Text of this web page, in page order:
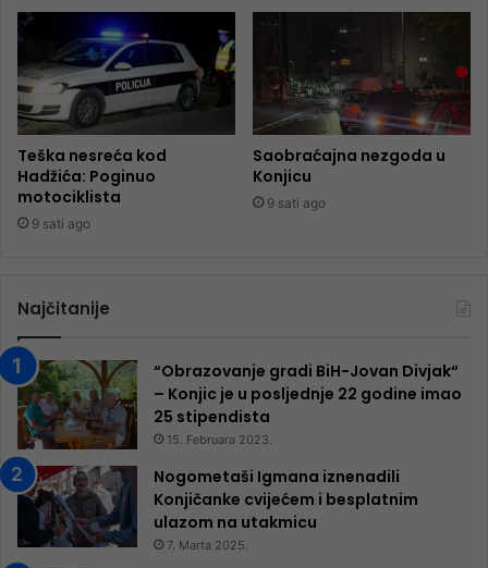
Teška nesreća kod
Hadžića: Poginuo
motociklista
9 sati ago
Saobraćajna nezgoda u
Konjicu
9 sati ago
Najčitanije
“Obrazovanje gradi BiH-Jovan Divjak“
– Konjic je u posljednje 22 godine imao
25 ​​stipendista
15. Februara 2023.
Nogometaši Igmana iznenadili
Konjičanke cvijećem i besplatnim
ulazom na utakmicu
7. Marta 2025.